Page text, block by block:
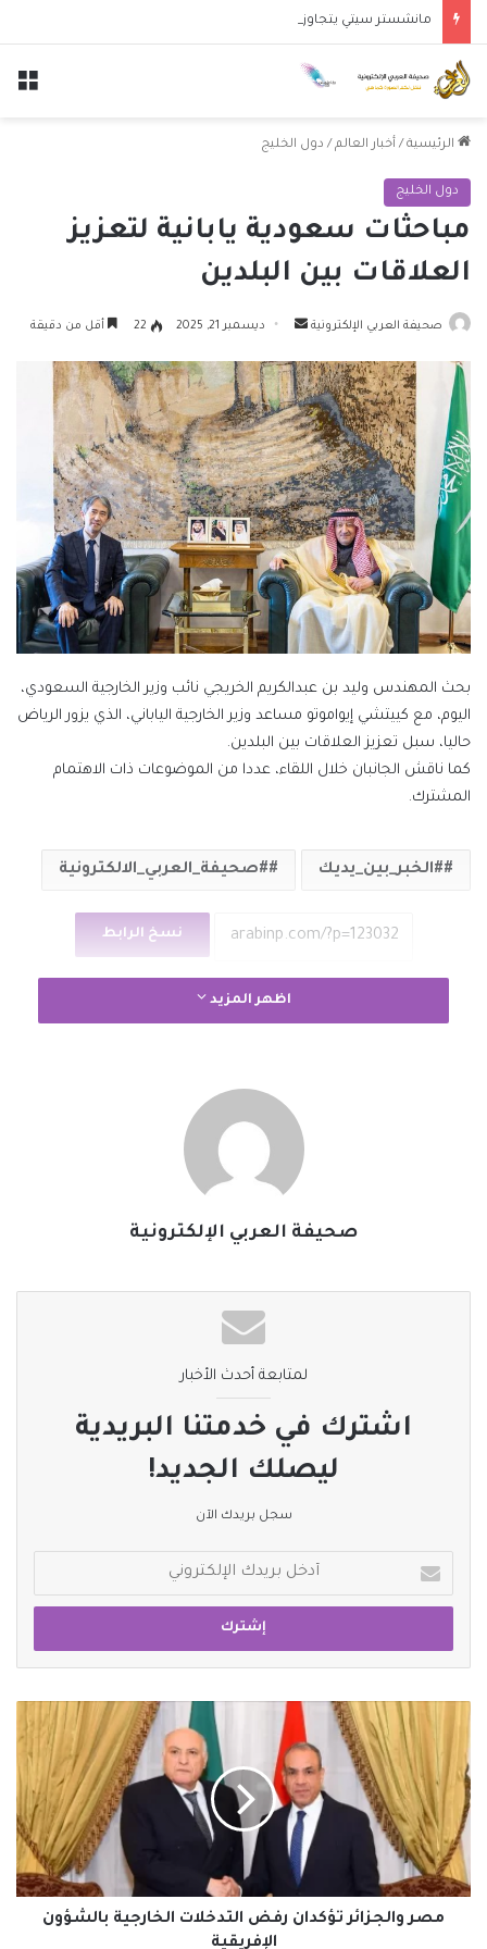
الرئيسية / أخبار العالم / دول الخليج
دول الخليج
مباحثات سعودية يابانية لتعزيز
العلاقات بين البلدين
صحيفة العربي الإلكترونية
أرسل
إلكترونيا
ديسمبر 21, 2025 22 أقل من دقيقة
بحث المهندس وليد بن عبدالكريم الخريجي نائب وزير الخارجية السعودي،
اليوم، مع كييتشي إيواموتو مساعد وزير الخارجية الياباني، الذي يزور الرياض
حاليا، سبل تعزيز العلاقات بين البلدين.
كما ناقش الجانبان خلال اللقاء، عددا من الموضوعات ذات الاهتمام
المشترك.
#الخبر_بين_يديك #صحيفة_العربي_الالكترونية
نسخ الرابط
اظهر المزيد
صحيفة العربي الإلكترونية
لمتابعة أحدث الأخبار
اشترك في خدمتنا البريدية
ليصلك الجديد!
سجل بريدك الآن
بريدك
الإلكتروني
تؤكدان
رفض
التدخلات
الخارجية
بالشؤون
الإفريقية
مصر والجزائر تؤكدان رفض التدخلات الخارجية بالشؤون
الإفريقية